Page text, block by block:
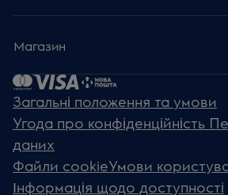
Магазин
Загальні положення та умови
Угода про конфіденційність
даних
Файли cookieУмови
Інформація щодо доступності